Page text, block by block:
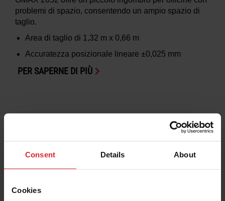
Consent Details About
Cookies
problemi di spazio, consentendo un ampio spazio di
taglio.
Area di taglio di 1,32 m x 0,66 m
Accuratezza posizionale lineare ±0,025 mm
PER SAPERNE DI PIÙ